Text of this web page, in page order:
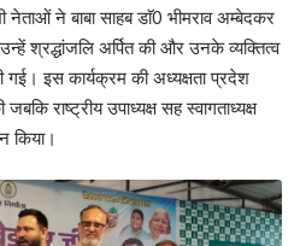
ने बाबा साहब डाॅ0 भीमराव अम्बेदकर
श्रद्धांजलि अर्पित की और उनके व्यक्तित्व
गई। इस कार्यक्रम की अध्यक्षता प्रदेश
राष्ट्रीय उपाध्यक्ष सह स्वागताध्यक्ष
किया।